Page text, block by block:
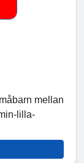
mellan
lilla-